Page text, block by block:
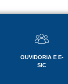
OUVIDORIA E E-
SIC